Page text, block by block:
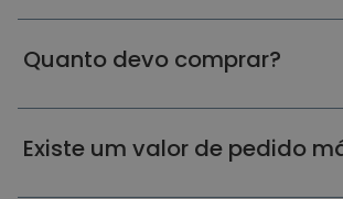
Quanto devo comprar?
Existe um valor de pedido